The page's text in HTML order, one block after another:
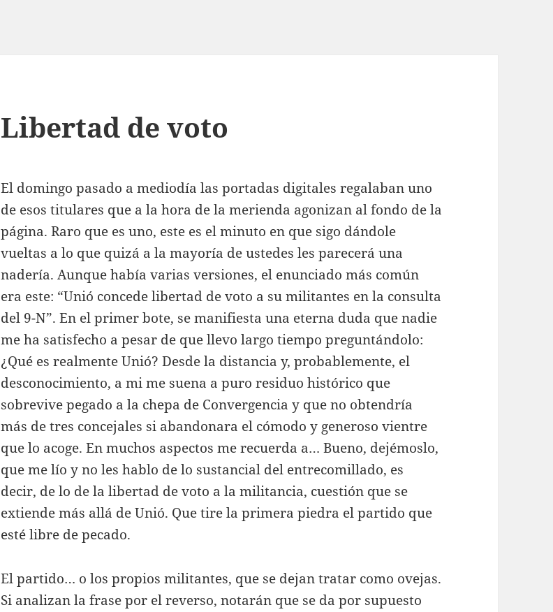
Libertad de voto
El domingo pasado a mediodía las portadas digitales regalaban uno
de esos titulares que a la hora de la merienda agonizan al fondo de la
página. Raro que es uno, este es el minuto en que sigo dándole
vueltas a lo que quizá a la mayoría de ustedes les parecerá una
nadería. Aunque había varias versiones, el enunciado más común
era este: “Unió concede libertad de voto a su militantes en la consulta
del 9-N”. En el primer bote, se manifiesta una eterna duda que nadie
me ha satisfecho a pesar de que llevo largo tiempo preguntándolo:
¿Qué es realmente Unió? Desde la distancia y, probablemente, el
desconocimiento, a mi me suena a puro residuo histórico que
sobrevive pegado a la chepa de Convergencia y que no obtendría
más de tres concejales si abandonara el cómodo y generoso vientre
que lo acoge. En muchos aspectos me recuerda a… Bueno, dejémoslo,
que me lío y no les hablo de lo sustancial del entrecomillado, es
decir, de lo de la libertad de voto a la militancia, cuestión que se
extiende más allá de Unió. Que tire la primera piedra el partido que
esté libre de pecado.
El partido… o los propios militantes, que se dejan tratar como ovejas.
Si analizan la frase por el reverso, notarán que se da por supuesto